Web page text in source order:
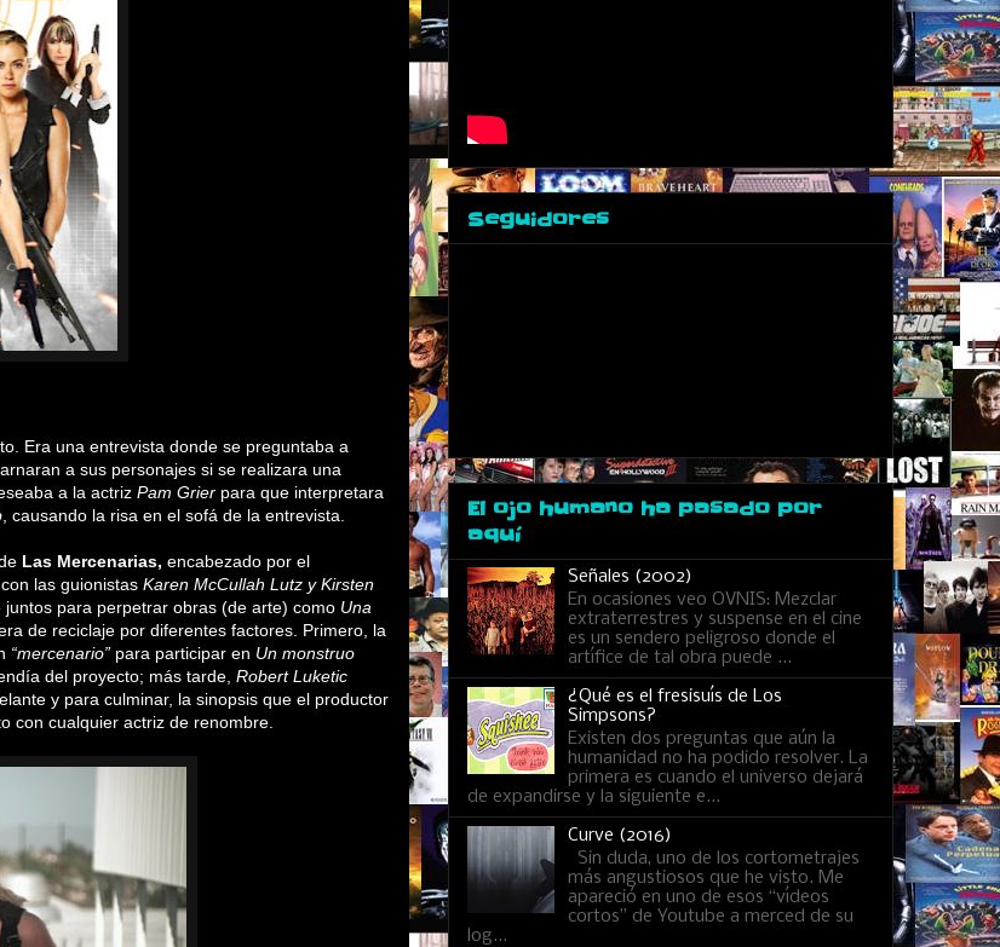
Era una entrevista donde se preguntaba a
a sus personajes si se realizara una
a la actriz Pam Grier para que interpretara
, causando la risa en el sofá de la entrevista.
Las Mercenarias, encabezado por el
las guionistas Karen McCullah Lutz y Kirsten
para perpetrar obras (de arte) como Una
de reciclaje por diferentes factores. Primero, la
“mercenario” para participar en Un monstruo
del proyecto; más tarde, Robert Luketic
y para culminar, la sinopsis que el productor
con cualquier actriz de renombre.
Seguidores
El ojo humano ha pasado por
aquí
Señales (2002)
En ocasiones veo OVNIS: Mezclar
extraterrestres y suspense en el cine
es un sendero peligroso donde el
artífice de tal obra puede ...
¿Qué es el fresisuís de Los
Simpsons?
Existen dos preguntas que aún la
humanidad no ha podido resolver. La
primera es cuando el universo dejará
de expandirse y la siguiente e...
Curve (2016)
Sin duda, uno de los cortometrajes
más angustiosos que he visto. Me
apareció en uno de esos “vídeos
cortos” de Youtube a merced de su
log...